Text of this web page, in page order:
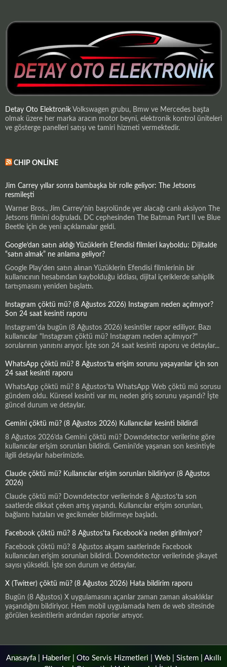
Detay Oto Elektronik Volkswagen grubu, Bmw ve Mercedes başta
olmak üzere her marka aracın motor beyni, elektronik kontrol üniteleri
ve gösterge panelleri satışı ve tamiri hizmeti vermektedir.
CHIP ONLINE
Jim Carrey yıllar sonra bambaşka bir rolle geliyor: The Jetsons
resmileşti
Warner Bros., Jim Carrey'nin başrolünde yer alacağı canlı aksiyon The
Jetsons filmini doğruladı. DC cephesinden The Batman Part II ve Blue
Beetle için de yeni açıklamalar geldi.
Google’dan satın aldığı Yüzüklerin Efendisi filmleri kayboldu: Dijitalde
“satın almak” ne anlama geliyor?
Google Play'den satın alınan Yüzüklerin Efendisi filmlerinin bir
kullanıcının hesabından kaybolduğu iddiası, dijital içeriklerde sahiplik
tartışmasını yeniden başlattı.
Instagram çöktü mü? (8 Ağustos 2026) Instagram neden açılmıyor?
Son 24 saat kesinti raporu
Instagram'da bugün (8 Ağustos 2026) kesintiler rapor ediliyor. Bazı
kullanıcılar "Instagram çöktü mü? Instagram neden açılmıyor?"
sorularının yanıtını arıyor. İşte son 24 saat kesinti raporu ve detaylar...
WhatsApp çöktü mü? 8 Ağustos’ta erişim sorunu yaşayanlar için son
24 saat kesinti raporu
WhatsApp çöktü mü? 8 Ağustos'ta WhatsApp Web çöktü mü sorusu
gündem oldu. Küresel kesinti var mı, neden giriş sorunu yaşandı? İşte
güncel durum ve detaylar.
Gemini çöktü mü? (8 Ağustos 2026) Kullanıcılar kesinti bildirdi
8 Ağustos 2026’da Gemini çöktü mü? Downdetector verilerine göre
kullanıcılar erişim sorunları bildirdi. Gemini’de yaşanan son kesintiyle
ilgili detaylar haberimizde.
Claude çöktü mü? Kullanıcılar erişim sorunları bildiriyor (8 Ağustos
2026)
Claude çöktü mü? Downdetector verilerinde 8 Ağustos'ta son
saatlerde dikkat çeken artış yaşandı. Kullanıcılar erişim sorunları,
bağlantı hataları ve gecikmeler bildirmeye başladı.
Facebook çöktü mü? 8 Ağustos'ta Facebook'a neden girilmiyor?
Facebook çöktü mü? 8 Ağustos akşam saatlerinde Facebook
kullanıcıları erişim sorunları bildirdi. Downdetector verilerinde şikayet
sayısı yükseldi. İşte son durum ve detaylar.
X (Twitter) çöktü mü? (8 Ağustos 2026) Hata bildirim raporu
Bugün (8 Ağustos) X uygulamasını açanlar zaman zaman aksaklıklar
yaşandığını bildiriyor. Hem mobil uygulamada hem de web sitesinde
görülen kesintilerin ardından raporlar artıyor.
Anasayfa| Haberler| Oto Servis Hizmetleri Web| Sistem| Akıllı